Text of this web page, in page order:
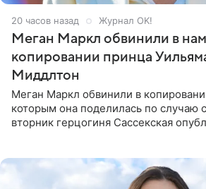
20 часов назад Журнал OK!
Меган Маркл обвинили в
копировании принца
Миддлтон
Меган Маркл обвинили в
которым она поделилась по случаю
вторник герцогиня Сассекская